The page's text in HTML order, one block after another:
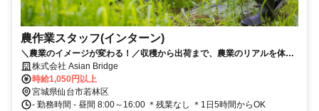
農作業スタッフ(インターン)
＼農業のイメージが変わる！／収穫から出荷まで、農業のリアルを体験
出来ます！
株式会社 Asian Bridge
時給1,050円以上
宮城県仙台市若林区
- 勤務時間 - 昼間 8:00～16:00 ＊残業なし ＊1日5時間からOK